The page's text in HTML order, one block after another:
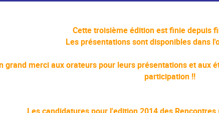
Cette troisième édition est finie depuis
Les présentations sont disponibles dans
grand merci aux orateurs pour leurs présentations et aux
participation !!
Les candidatures pour l'edition 2014 des